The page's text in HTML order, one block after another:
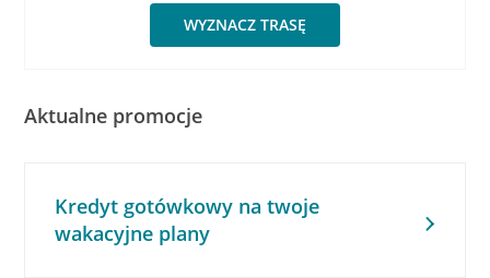
WYZNACZ TRASĘ
Aktualne promocje
Kredyt gotówkowy na twoje
wakacyjne plany